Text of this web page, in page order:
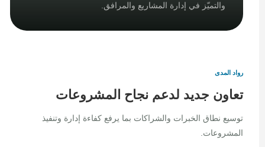
والتميّز في إدارة المشاريع والمرافق.
رواد المدى
تعاون جديد لدعم نجاح المشروعات
توسيع نطاق الخبرات والشراكات بما يرفع كفاءة إدارة وتنفيذ
المشروعات.